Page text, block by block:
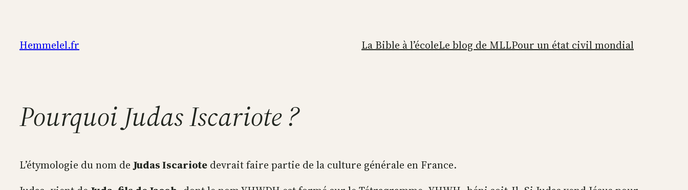
contenu
Hemmelel.fr La Bible à l’écoleLe blog de MLLPour un état civil mondial
Pourquoi Judas Iscariote ?
L’étymologie du nom deJudas Iscariote devrait faire partie de la culture générale en France.